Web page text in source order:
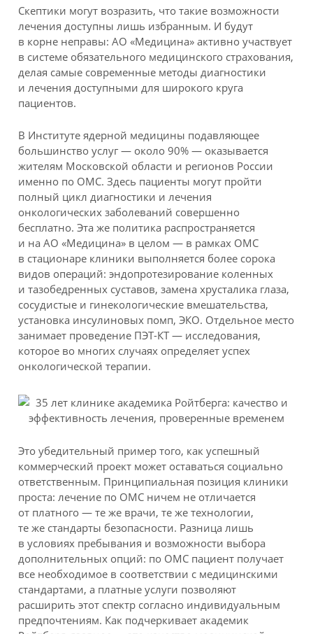
Скептики могут возразить, что такие возможности
лечения доступны лишь избранным. И будут
в корне неправы: АО «Медицина» активно участвует
в системе обязательного медицинского страхования,
делая самые современные методы диагностики
и лечения доступными для широкого круга
пациентов.
В Институте ядерной медицины подавляющее
большинство услуг — около 90% — оказывается
жителям Московской области и регионов России
именно по ОМС. Здесь пациенты могут пройти
полный цикл диагностики и лечения
онкологических заболеваний совершенно
бесплатно. Эта же политика распространяется
и на АО «Медицина» в целом — в рамках ОМС
в стационаре клиники выполняется более сорока
видов операций: эндопротезирование коленных
и тазобедренных суставов, замена хрусталика глаза,
сосудистые и гинекологические вмешательства,
установка инсулиновых помп, ЭКО. Отдельное место
занимает проведение ПЭТ-КТ — исследования,
которое во многих случаях определяет успех
онкологической терапии.
Это убедительный пример того, как успешный
коммерческий проект может оставаться социально
ответственным. Принципиальная позиция клиники
проста: лечение по ОМС ничем не отличается
от платного — те же врачи, те же технологии,
те же стандарты безопасности. Разница лишь
в условиях пребывания и возможности выбора
дополнительных опций: по ОМС пациент получает
все необходимое в соответствии с медицинскими
стандартами, а платные услуги позволяют
расширить этот спектр согласно индивидуальным
предпочтениям. Как подчеркивает академик